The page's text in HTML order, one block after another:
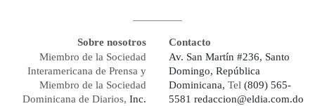
Sobre nosotros
Miembro de la Sociedad
Interamericana de Prensa y
Miembro de la Sociedad
Dominicana de Diarios, Inc.
Contacto
Av. San Martín #236, Santo
Domingo, República
Dominicana, Tel (809) 565-
5581 redaccion@eldia.com.do